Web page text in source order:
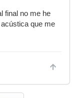
final no me he
que me